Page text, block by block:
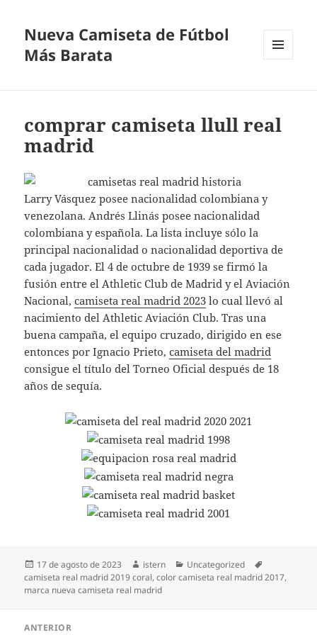
Nueva Camiseta de Fútbol
Más Barata
comprar camiseta llull real
madrid
Larry Vásquez posee nacionalidad colombiana y
venezolana. Andrés Llinás posee nacionalidad
colombiana y española. La lista incluye sólo la
principal nacionalidad o nacionalidad deportiva de
cada jugador. El 4 de octubre de 1939 se firmó la
fusión entre el Athletic Club de Madrid y el Aviación
Nacional,camiseta real madrid 2023 lo cual llevó al
nacimiento del Athletic Aviación Club. Tras una
buena campaña, el equipo cruzado, dirigido en ese
entonces por Ignacio Prieto,camiseta del madrid
consigue el título del Torneo Oficial después de 18
años de sequía.
Publicado
el
17 de agosto de 2023 Autor
istern Categorías
Uncategorized
camiseta real madrid 2019 coral,color camiseta real madrid 2017,
marca nueva camiseta real madrid
ANTERIOR